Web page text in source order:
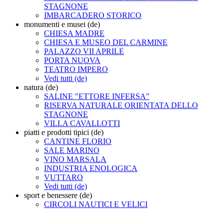
STAGNONE
IMBARCADERO STORICO
monumenti e musei (de)
CHIESA MADRE
CHIESA E MUSEO DEL CARMINE
PALAZZO VII APRILE
PORTA NUOVA
TEATRO IMPERO
Vedi tutti (de)
natura (de)
SALINE "ETTORE INFERSA"
RISERVA NATURALE ORIENTATA DELLO
STAGNONE
VILLA CAVALLOTTI
piatti e prodotti tipici (de)
CANTINE FLORIO
SALE MARINO
VINO MARSALA
INDUSTRIA ENOLOGICA
VUTTARO
Vedi tutti (de)
sport e benessere (de)
CIRCOLI NAUTICI E VELICI